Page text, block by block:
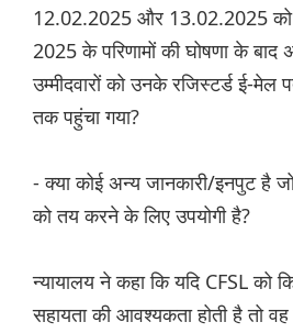
12.02.2025 और 13.02.2025
2025 के परिणामों की घोषणा के बाद
उम्मीदवारों को उनके रजिस्टर्ड ई-
तक पहुंचा गया?
- क्या कोई अन्य जानकारी/इनपुट है
को तय करने के लिए उपयोगी है?
न्यायालय ने कहा कि यदि CFSL को
सहायता की आवश्यकता होती है तो वह